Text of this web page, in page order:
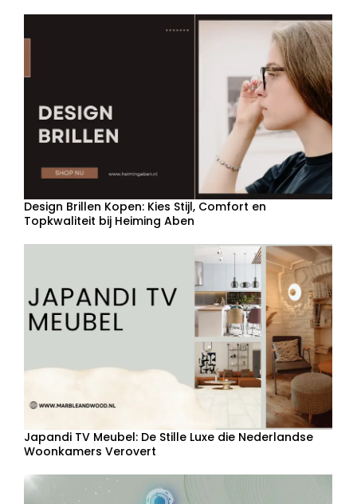
Design Brillen Kopen: Kies Stijl, Comfort en
Topkwaliteit bij Heiming Aben
Japandi TV Meubel: De Stille Luxe die Nederlandse
Woonkamers Verovert